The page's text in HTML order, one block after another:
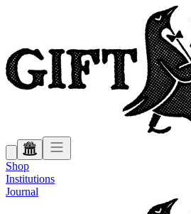
Shop
Institutions
Journal